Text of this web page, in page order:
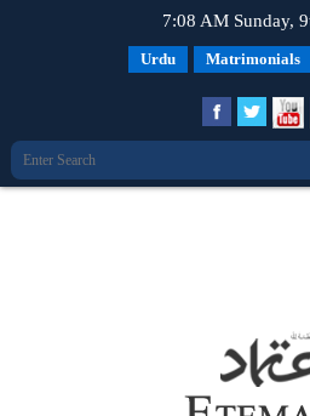
7:08 AM Sunday,
Urdu Matrimonials